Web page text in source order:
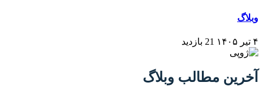
21 بازدید
مطالب وبلاگ